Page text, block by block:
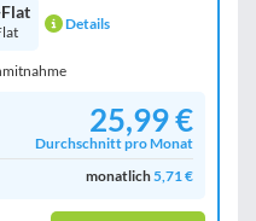
Details
25,99 €
Durchschnitt pro Monat
monatlich5,71 €